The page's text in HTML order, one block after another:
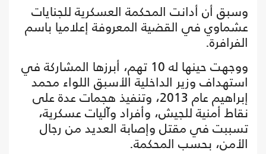
وسبق أن أدانت المحكمة العسكرية للجنايات
عشماوي في القضية المعروفة إعلاميا باسم
الفرافرة.
ووجهت حينها له 10 تهم، أبرزها المشاركة في
استهداف وزير الداخلية الأسبق اللواء محمد
إبراهيم عام 2013، وتنفيذ هجمات عدة على
نقاط أمنية للجيش، وأفراد وآليات عسكرية،
تسببت في مقتل وإصابة العديد من رجال
الأمن، بحسب المحكمة.